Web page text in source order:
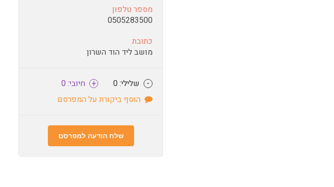
מספר טלפון
0505283500
כתובת
מושב ליד הוד השרון
+חיובי: 0 - שלילי: 0
הוסף ביקורת על המפרסם
שלח הודעה למפרסם